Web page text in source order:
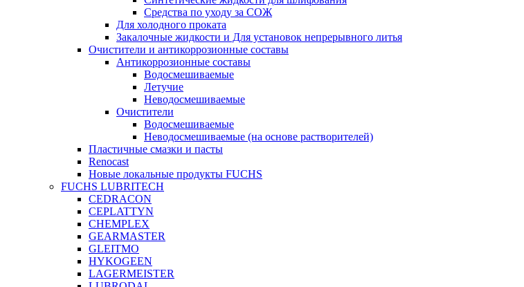
Средства по уходу за СОЖ
Для холодного проката
Закалочные жидкости и Для установок непрерывного литья
Очистители и антикоррозионные составы
Антикоррозионные составы
Водосмешиваемые
Летучие
Неводосмешиваемые
Очистители
Водосмешиваемые
Неводосмешиваемые (на основе растворителей)
Пластичные смазки и пасты
Renocast
Новые локальные продукты FUCHS
FUCHS LUBRITECH
CEDRACON
CEPLATTYN
CHEMPLEX
GEARMASTER
GLEITMO
HYKOGEEN
LAGERMEISTER